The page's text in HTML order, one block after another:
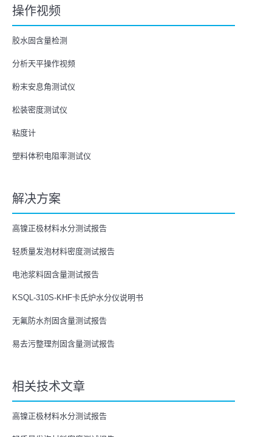
操作视频
胶水固含量检测
分析天平操作视频
粉末安息角测试仪
松装密度测试仪
粘度计
塑料体积电阻率测试仪
解决方案
高镍正极材料水分测试报告
轻质量发泡材料密度测试报告
电池浆料固含量测试报告
KSQL-310S-KHF卡氏炉水分仪说明书
无氟防水剂固含量测试报告
易去污整理剂固含量测试报告
相关技术文章
高镍正极材料水分测试报告